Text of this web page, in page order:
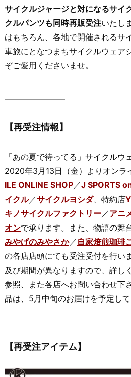
サイクルジャージと対になるサイ
クルパンツも同時再販受注いたし
はもちろん、各地で開催されるサ
車旅にとなつまちサイクルウェア
ぞご愛用くださいませ。
【再受注情報】
「あの夏で待ってる」サイクルウ
2020年3月13日（金）よりオンラ
ILE ONLINE SHOP／J SPORTS
イクル／サイクルヨシダ、特約店
キノサイクルファクトリー／アニ
オンで承ります。また、物語の舞
みやげのみやさか／ 自家焙煎珈琲
の各店店頭にても受注受付を行い
及び期間が異なりますので、詳し
参照、また各店へお問い合わせ下
品は、5月中旬のお届けを予定して
【再受注アイテム】